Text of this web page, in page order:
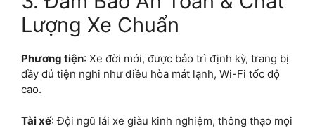
Lượng Xe Chuẩn
Phương tiện: Xe đời mới, được bảo trì định kỳ, trang bị
đầy đủ tiện nghi như điều hòa mát lạnh, Wi-Fi tốc độ
cao.
Tài xế: Đội ngũ lái xe giàu kinh nghiệm, thông thạo mọi